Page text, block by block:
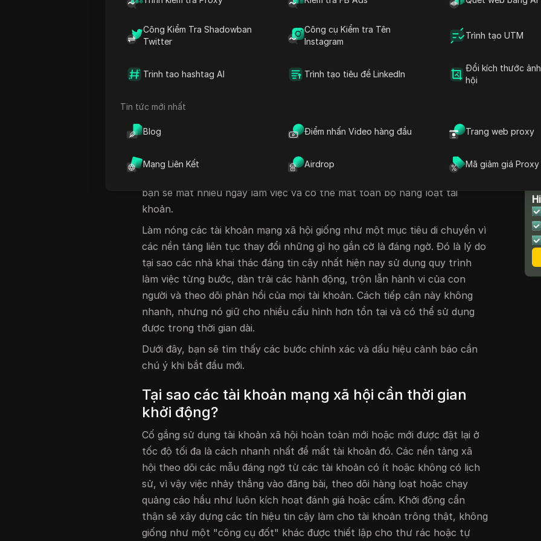
Công Kiểm Tra Shadowban
Twitter
Công cụ Kiểm tra Tên
Instagram
Trình tạo UTM
Trinh tao hashtag AI Trình tạo tiêu đề LinkedIn
Đổi kích thước
hội
Tin tức mới nhất
Blog Điểm nhấn Video hàng đầu Trang web proxy
Mạng Liên Kết Airdrop Mã giảm giá Proxy
Ngay cả những nhà tiếp thị có kinh nghiệm mua tài khoản cũ hoặc thiết
lậpproxy duy nhất cũng thường thấy rằng việc bỏ qua quy trình phù hợp
đểkhởi động tài khoản mạng xã hộidẫn đến hạn chế ngay lập tức, phạm vi
được tài khoản, mà còn làm cho họ trông và hành động đủ con người để
Nhưng các phím tắt thông thường hiếm khi hoạt động. Tự động hóa quá
nhiều, đăng nhập từ một IP hoặc xóa bài đăng ngay lập tức hầu như luôn
an toàn không chỉ là tránh bị cấm, mà còn là xây dựng lịch sử phiên thực,
hoạt động tự nhiên và tín hiệu tin cậy theo thời gian. Bỏ lỡ một bước và
bạn sẽ mất nhiều ngày làm việc và có thể mất toàn bộ hàng loạt tài
khoản.
Làm nóng các tài khoản mạng xã hội giống như một mục tiêu di chuyển vì
các nền tảng liên tục thay đổi những gì họ gắn cờ là đáng ngờ. Đó là lý do
tại sao các nhà khai thác đáng tin cậy nhất hiện nay sử dụng quy trình
làm việc từng bước, dàn trải các hành động, trộn lẫn hành vi của con
người và theo dõi phản hồi của mọi tài khoản. Cách tiếp cận này không
nhanh, nhưng nó giữ cho nhiều cấu hình hơn tồn tại và có thể sử dụng
được trong thời gian dài.
Dưới đây, bạn sẽ tìm thấy các bước chính xác và dấu hiệu cảnh báo cần
chú ý khi bắt đầu mới.
Tại sao các tài khoản mạng xã hội cần thời gian
khởi động?
Cố gắng sử dụng tài khoản xã hội hoàn toàn mới hoặc mới được đặt lại ở
tốc độ tối đa là cách nhanh nhất để mất tài khoản đó. Các nền tảng xã
hội theo dõi các mẫu đáng ngờ từ các tài khoản có ít hoặc không có lịch
sử, vì vậy việc nhảy thẳng vào đăng bài, theo dõi hàng loạt hoặc chạy
quảng cáo hầu như luôn kích hoạt đánh giá hoặc cấm. Khởi động cẩn
thận sẽ xây dựng các tín hiệu tin cậy làm cho tài khoản trông thật, không
giống như một "công cụ đốt" khác được thiết lập cho thư rác hoặc tự